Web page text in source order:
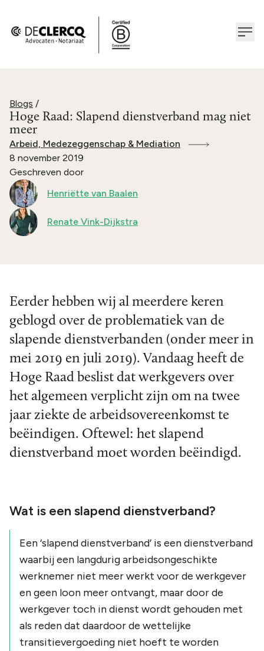
Blogs /
Hoge Raad: Slapend dienstverband mag niet
meer
Arbeid, Medezeggenschap & Mediation
8 november 2019
Geschreven door
Henriëtte van Baalen
Renate Vink-Dijkstra
Eerder hebben wij al meerdere keren
geblogd over de problematiek van de
slapende dienstverbanden (onder meer in
mei 2019 en juli 2019). Vandaag heeft de
Hoge Raad beslist dat werkgevers over
het algemeen verplicht zijn om na twee
jaar ziekte de arbeidsovereenkomst te
beëindigen. Oftewel: het slapend
dienstverband moet worden beëindigd.
Wat is een slapend dienstverband?
Een ‘slapend dienstverband’ is een dienstverband
waarbij een langdurig arbeidsongeschikte
werknemer niet meer werkt voor de werkgever
en geen loon meer ontvangt, maar door de
werkgever toch in dienst wordt gehouden met
als reden dat daardoor de wettelijke
transitievergoeding niet hoeft te worden